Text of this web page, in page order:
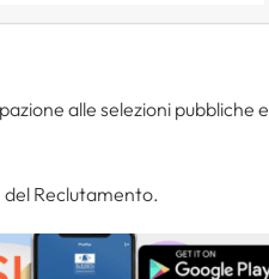
alle selezioni pubbliche e
Reclutamento.